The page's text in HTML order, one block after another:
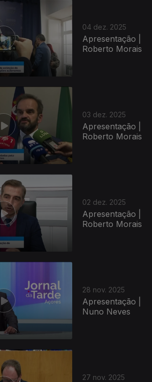
04 dez. 2025
Apresentação |
Roberto Morais
03 dez. 2025
Apresentação |
Roberto Morais
02 dez. 2025
Apresentação |
Roberto Morais
28 nov. 2025
Apresentação |
Nuno Neves
27 nov. 2025